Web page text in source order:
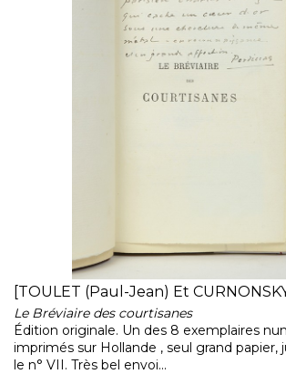
[TOULET (Paul-Jean) Et
Le Bréviaire des courtisanes
Édition originale. Un des 8 exemplaires
imprimés sur Hollande , seul grand papier,
le n° VII. Très bel envoi...